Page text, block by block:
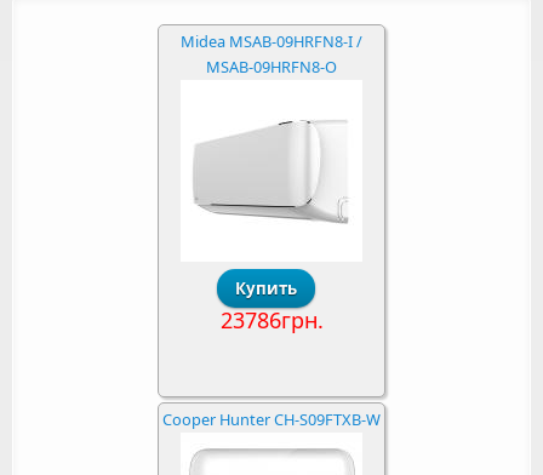
Midea MSAB-09HRFN8-I /
MSAB-09HRFN8-O
23786грн.
Cooper Hunter CH-S09FTXB-W